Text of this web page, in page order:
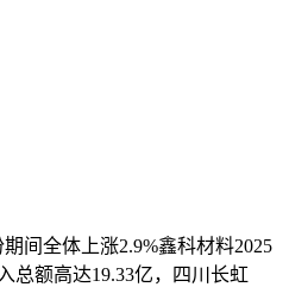
间全体上涨2.9%鑫科材料2025
总额高达19.33亿，四川长虹